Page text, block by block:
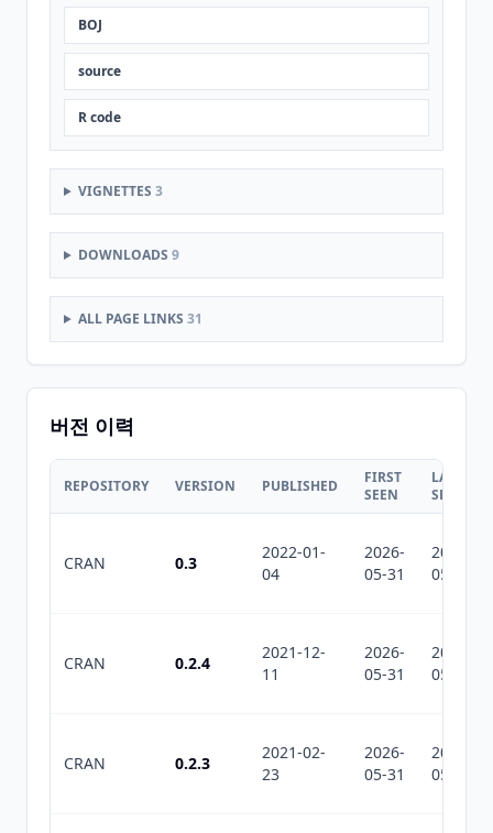
BOJ
source
R code
VIGNETTES 3
DOWNLOADS 9
ALL PAGE LINKS 31
버전 이력
REPOSITORY VERSION PUBLISHED
FIRST
SEEN
LAST
SEEN
CRAN 0.3
2022-01-
04
2026-
05-31
2026-
05-31
CRAN 0.2.4
2021-12-
11
2026-
05-31
2026-
05-31
CRAN 0.2.3
2021-02-
23
2026-
05-31
2026-
05-31